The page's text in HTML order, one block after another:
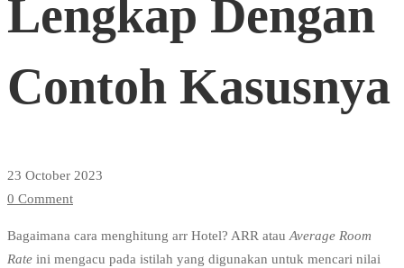
Lengkap
Dengan
Contoh
Kasusnya
Lengkap Dengan
Contoh Kasusnya
23 October 2023
0 Comment
Bagaimana cara menghitung arr Hotel? ARR atau Average Room
Rate ini mengacu pada istilah yang digunakan untuk mencari nilai